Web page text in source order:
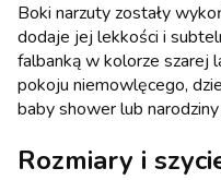
Boki narzuty zostały
dodaje jej lekkości i
falbanką w kolorze szarej
pokoju niemowlęcego,
baby shower lub narodziny
Rozmiary i